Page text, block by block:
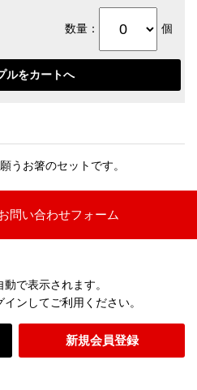
数量： 個
うお箸のセットです。
問い合わせフォーム
で表示されます。
ンしてご利用ください。
新規会員登録